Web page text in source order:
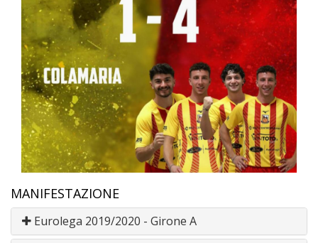
MANIFESTAZIONE
Eurolega 2019/2020 - Girone A